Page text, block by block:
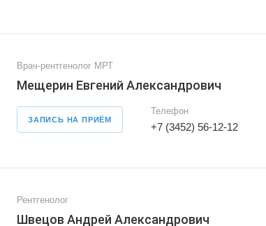
Врач-рентгенолог МРТ
Мещерин Евгений Александрович
ЗАПИСЬ НА ПРИЁМ
Телефон
+7 (3452) 56-12-12
Рентгенолог
Швецов Андрей Александрович